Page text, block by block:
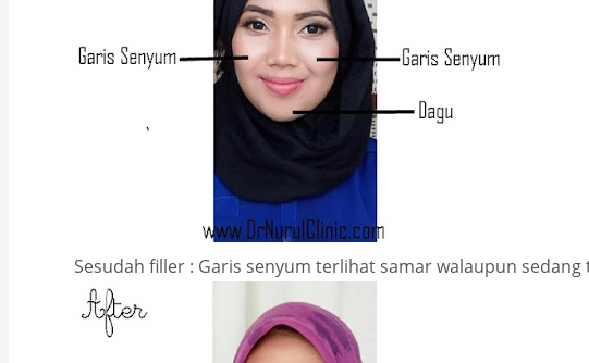
Sesudah filler : Garis senyum terlihat samar walaupun